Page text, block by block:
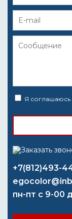
Я соглашаюсь
+7(812)493-
пн-пт с 9-00